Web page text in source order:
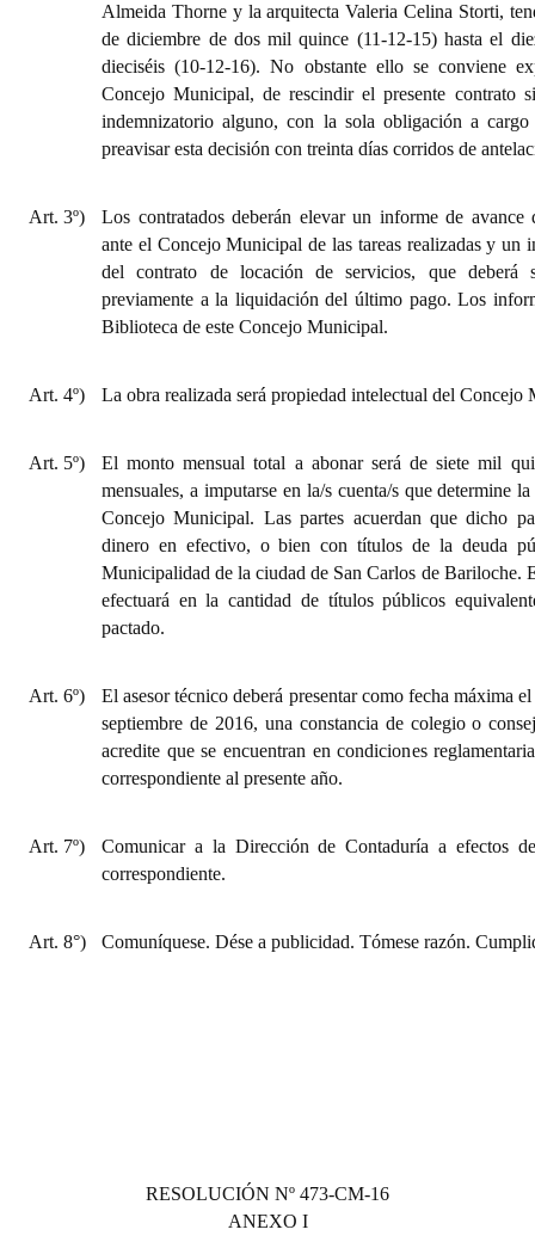
Almeida Thorne y la arquitecta Valeria Celina Storti,
de diciembre de dos mil quince (11-12-15) hasta el
dieciséis (10-12-16). No obstante ello se conviene
Concejo Municipal, de rescindir el presente contrato
indemnizatorio alguno, con la sola obligación a
preavisar esta decisión con treinta días corridos de
Art. 3º)
Los contratados deberán elevar un informe de avance
ante el Concejo Municipal de las tareas realizadas y un
del contrato de locación de servicios, que deberá
previamente a la liquidación del último pago. Los
Biblioteca de este Concejo Municipal.
Art. 4º) La obra realizada será propiedad intelectual del Concejo
Art. 5º)
El monto mensual total a abonar será de siete mil
mensuales, a imputarse en la/s cuenta/s que determine
Concejo Municipal. Las partes acuerdan que dicho
dinero en efectivo, o bien con títulos de la deuda
Municipalidad de la ciudad de San Carlos de Bariloche.
efectuará en la cantidad de títulos públicos
pactado.
Art. 6º)
El asesor técnico deberá presentar como fecha máxima
septiembre de 2016, una constancia de colegio o
acredite que se encuentran en condiciones
correspondiente al presente año.
Art. 7º)
Comunicar a la Dirección de Contaduría a efectos
correspondiente.
Art. 8°) Comuníquese. Dése a publicidad. Tómese razón.
RESOLUCIÓN Nº 473-CM-16
ANEXO I